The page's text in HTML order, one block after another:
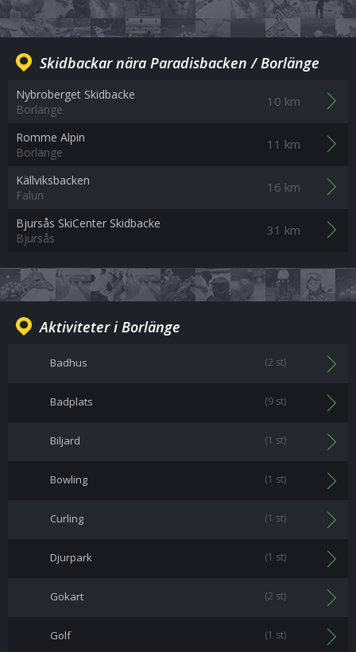
Skidbackar nära Paradisbacken / Borlänge
Nybroberget Skidbacke
Borlänge
10 km
Romme Alpin
Borlänge
11 km
Källviksbacken
Falun
16 km
Bjursås SkiCenter Skidbacke
Bjursås
31 km
Aktiviteter i Borlänge
Badhus (2 st)
Badplats (9 st)
Biljard (1 st)
Bowling (1 st)
Curling (1 st)
Djurpark (1 st)
Gokart (2 st)
Golf (1 st)